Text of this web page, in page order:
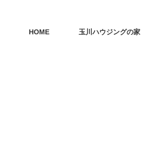
HOME 玉川ハウジングの家